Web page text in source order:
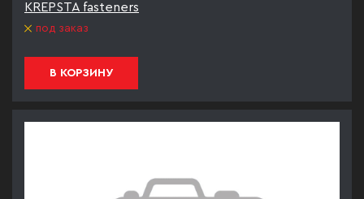
KREPSTA fasteners
под заказ
В КОРЗИНУ